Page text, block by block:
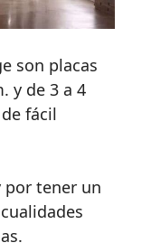
son placas
y de 3 a 4
fácil
por tener un